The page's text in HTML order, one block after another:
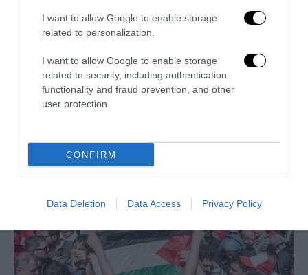
I want to allow Google to enable storage
related to personalization.
I want to allow Google to enable storage
related to security, including authentication
functionality and fraud prevention, and other
user protection.
CONFIRM
Data Deletion Data Access Privacy Policy
La sinistra è così serva delle toghe da odiare persino il
ricordo di Enzo...